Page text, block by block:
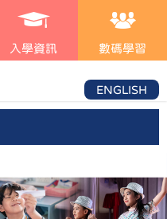
入學資訊 數碼學習
ENGLISH